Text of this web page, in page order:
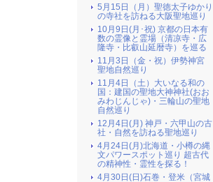
5月15日（月）聖徳太子ゆかり
の寺社を訪ねる大阪聖地巡り
10月9日(月･祝) 京都の日本有
数の霊像と霊場（清凉寺・広
隆寺・比叡山延暦寺）を巡る
11月3日（金・祝）伊勢神宮
聖地自然巡り
11月4日（土）大いなる和の
国：建国の聖地大神神社(おお
みわじんじゃ)・三輪山の聖地
自然巡り
12月4日(月) 神戸・六甲山の古
社・自然を訪ねる聖地巡り
4月24日(月)北海道・小樽の縄
文パワースポット巡り 超古代
の精神性・霊性を探る！
4月30日(日)石巻・登米（宮城